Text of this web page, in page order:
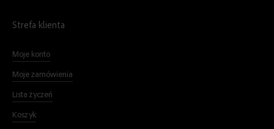
Strefa klienta
Moje konto
Moje zamówienia
Lista życzeń
Koszyk